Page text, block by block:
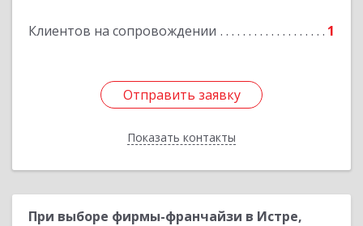
Клиентов на сопровождении 1
Отправить заявку
Показать контакты
Подробнее
Отправить заявку
Назад
При выборе фирмы-франчайзи в Истре,